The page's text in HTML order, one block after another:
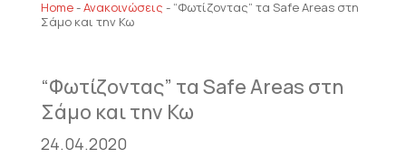
Home-Ανακοινώσεις - “Φωτίζοντας” τα Safe Areas στη
Σάμο και την Κω
“Φωτίζοντας” τα Safe Areas στη
Σάμο και την Κω
24.04.2020